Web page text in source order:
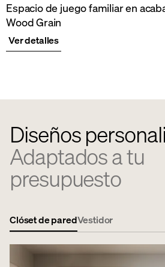
Espacio de juego familiar en
Wood Grain
Ver detalles
Diseños
Adaptados a tu
presupuesto
Clóset de paredVestidor